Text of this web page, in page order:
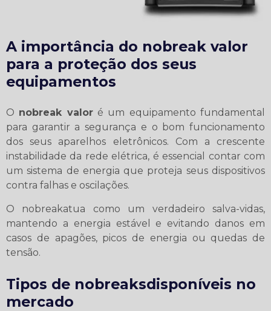
A importância do nobreak valor
para a proteção dos seus
equipamentos
O nobreak valoré um equipamento fundamental
para garantir a segurança e o bom funcionamento
dos seus aparelhos eletrônicos. Com a crescente
instabilidade da rede elétrica, é essencial contar com
um sistema de energia que proteja seus dispositivos
contra falhas e oscilações.
O nobreakatua como um verdadeiro salva-vidas,
mantendo a energia estável e evitando danos em
casos de apagões, picos de energia ou quedas de
tensão.
Tipos de nobreaksdisponíveis no
mercado